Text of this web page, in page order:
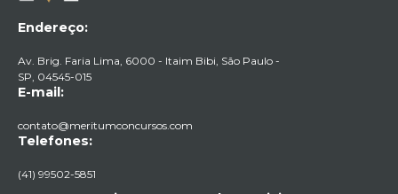
Endereço:
Av. Brig. Faria Lima, 6000 - Itaim Bibi, São Paulo -
SP, 04545-015​
E-mail:
contato@meritumconcursos.com
Telefones:
(41) 99502-5851